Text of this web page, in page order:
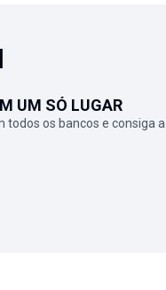
UM SÓ LUGAR
os bancos e consiga a